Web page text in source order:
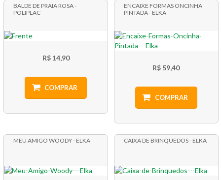
BALDE DE PRAIA ROSA -
POLIPLAC
R$ 14,90
COMPRAR
ENCAIXE FORMAS ONCINHA
PINTADA - ELKA
R$ 59,40
COMPRAR
MEU AMIGO WOODY - ELKA CAIXA DE BRINQUEDOS - ELKA